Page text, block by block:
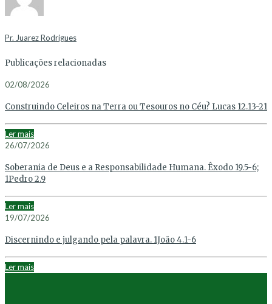
Pr. Juarez Rodrigues
Publicações relacionadas
02/08/2026
Construindo Celeiros na Terra ou Tesouros no Céu? Lucas 12.13-21
Ler mais
26/07/2026
Soberania de Deus e a Responsabilidade Humana. Êxodo 19.5-6;
1Pedro 2.9
Ler mais
19/07/2026
Discernindo e julgando pela palavra. 1João 4.1-6
Ler mais